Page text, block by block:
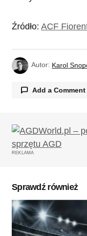
Źródło: ACF
Autor: Karol
Add a Comment
Twój adres email
Wymagane pola
Twoję imię*
REKLAMA
Sprawdź również